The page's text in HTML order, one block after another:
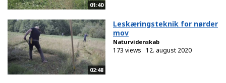
01:40
02:48
Leskæringsteknik for nørder
mov
Naturvidenskab
173 views 12. august 2020